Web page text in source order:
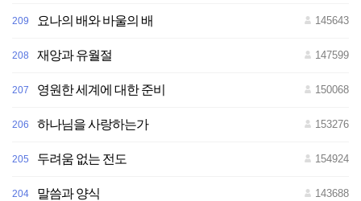
209 요나의 배와 바울의 배 145643
208 재앙과 유월절 147599
207 영원한 세계에 대한 준비 150068
206 하나님을 사랑하는가 153276
205 두려움 없는 전도 154924
204 말씀과 양식 143688